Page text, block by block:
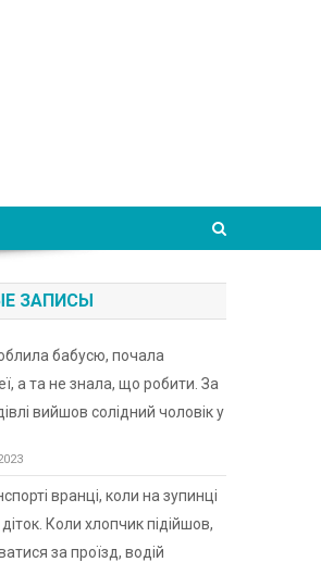
ЗАПИСЫ
бабусю, почала
а та не знала, що робити. За
вийшов солідний чоловік у
вранці, коли на зупинці
Коли хлопчик підійшов,
за проїзд, водій